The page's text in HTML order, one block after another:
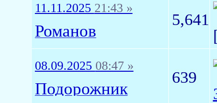
11.11.2025 21:43 »
Романов
5,641
08.09.2025 08:47 »
Подорожник
639